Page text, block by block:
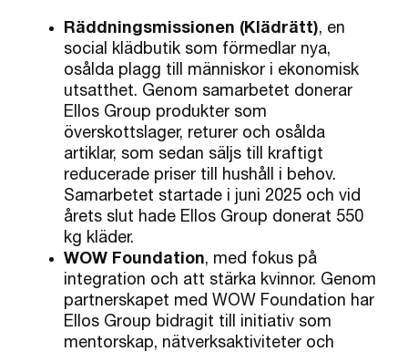
Räddningsmissionen (Klädrätt), en
social klädbutik som förmedlar nya,
osålda plagg till människor i ekonomisk
utsatthet. Genom samarbetet donerar
Ellos Group produkter som
överskottslager, returer och osålda
artiklar, som sedan säljs till kraftigt
reducerade priser till hushåll i behov.
Samarbetet startade i juni 2025 och vid
årets slut hade Ellos Group donerat 550
kg kläder.
WOW Foundation, med fokus på
integration och att stärka kvinnor. Genom
partnerskapet med WOW Foundation har
Ellos Group bidragit till initiativ som
mentorskap, nätverksaktiviteter och